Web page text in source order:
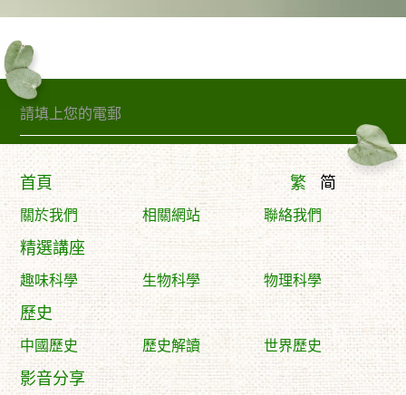
訂閱精句
首頁 简
繁
關於我們 相關網站 聯絡我們
精選講座
趣味科學 生物科學 物理科學
歷史
中國歷史 歷史解讀 世界歷史
影音分享